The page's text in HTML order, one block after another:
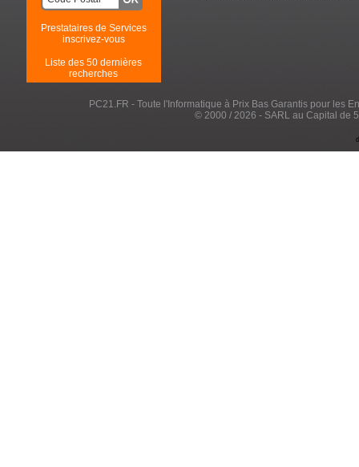
Prestataires de Services
inscrivez-vous
Liste des 50 dernières
recherches
PC21.FR - Toute l'Informatique à Prix Bas Garantis pour les
© 2000 / 2026 - SARL au Capital de